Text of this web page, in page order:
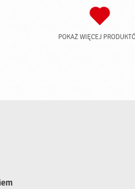
POKAŻ WIĘCEJ